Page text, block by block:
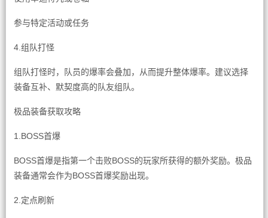
参与特定活动或任务
4.组队打怪
组队打怪时，队员的爆率会叠加，从而提升整体爆率。建议选择
装备互补、默契度高的队友组队。
极品装备获取攻略
1.BOSS首爆
BOSS首爆是指第一个击败BOSS的玩家所获得的额外奖励。极品
装备通常会作为BOSS首爆奖励出现。
2.定点刷新